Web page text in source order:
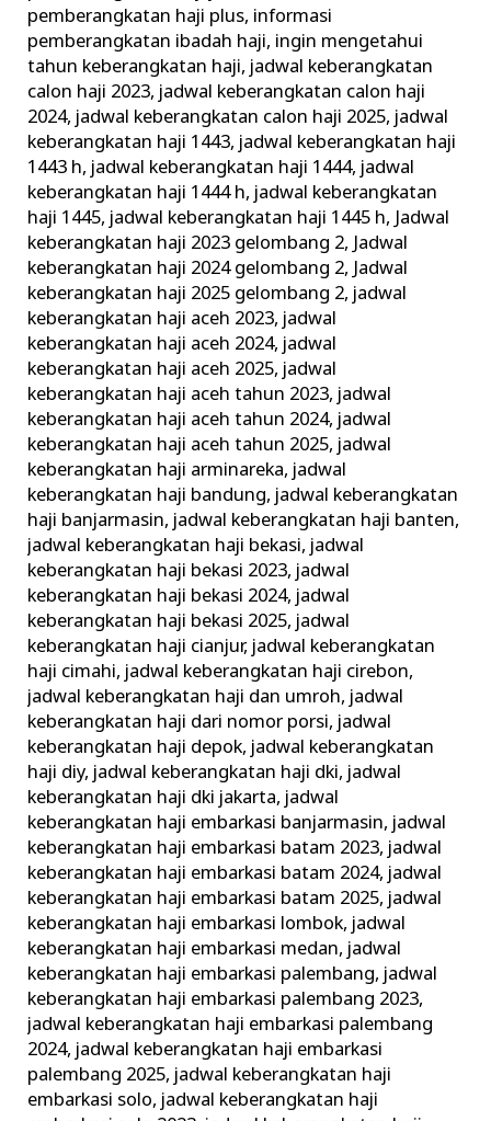
pemberangkatan haji plus, informasi
pemberangkatan ibadah haji, ingin mengetahui
tahun keberangkatan haji, jadwal keberangkatan
calon haji 2023, jadwal keberangkatan calon haji
2024, jadwal keberangkatan calon haji 2025, jadwal
keberangkatan haji 1443, jadwal keberangkatan haji
1443 h, jadwal keberangkatan haji 1444, jadwal
keberangkatan haji 1444 h, jadwal keberangkatan
haji 1445, jadwal keberangkatan haji 1445 h, Jadwal
keberangkatan haji 2023 gelombang 2, Jadwal
keberangkatan haji 2024 gelombang 2, Jadwal
keberangkatan haji 2025 gelombang 2, jadwal
keberangkatan haji aceh 2023, jadwal
keberangkatan haji aceh 2024, jadwal
keberangkatan haji aceh 2025, jadwal
keberangkatan haji aceh tahun 2023, jadwal
keberangkatan haji aceh tahun 2024, jadwal
keberangkatan haji aceh tahun 2025, jadwal
keberangkatan haji arminareka, jadwal
keberangkatan haji bandung, jadwal keberangkatan
haji banjarmasin, jadwal keberangkatan haji banten,
jadwal keberangkatan haji bekasi, jadwal
keberangkatan haji bekasi 2023, jadwal
keberangkatan haji bekasi 2024, jadwal
keberangkatan haji bekasi 2025, jadwal
keberangkatan haji cianjur, jadwal keberangkatan
haji cimahi, jadwal keberangkatan haji cirebon,
jadwal keberangkatan haji dan umroh, jadwal
keberangkatan haji dari nomor porsi, jadwal
keberangkatan haji depok, jadwal keberangkatan
haji diy, jadwal keberangkatan haji dki, jadwal
keberangkatan haji dki jakarta, jadwal
keberangkatan haji embarkasi banjarmasin, jadwal
keberangkatan haji embarkasi batam 2023, jadwal
keberangkatan haji embarkasi batam 2024, jadwal
keberangkatan haji embarkasi batam 2025, jadwal
keberangkatan haji embarkasi lombok, jadwal
keberangkatan haji embarkasi medan, jadwal
keberangkatan haji embarkasi palembang, jadwal
keberangkatan haji embarkasi palembang 2023,
jadwal keberangkatan haji embarkasi palembang
2024, jadwal keberangkatan haji embarkasi
palembang 2025, jadwal keberangkatan haji
embarkasi solo, jadwal keberangkatan haji